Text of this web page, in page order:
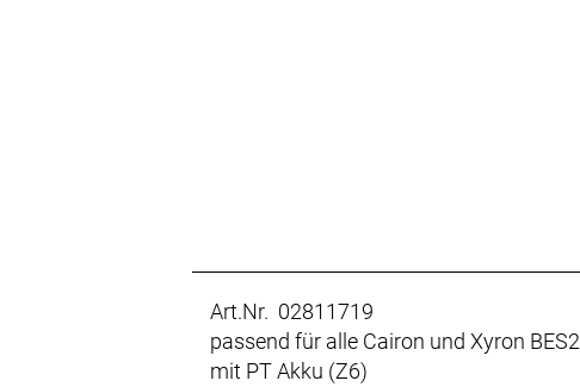
Art.Nr. 02811719
passend für alle Cairon und Xyron BES2
mit PT Akku (Z6)